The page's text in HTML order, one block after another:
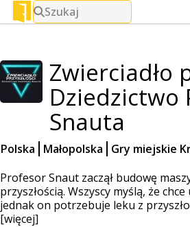
Szukaj
Zwierciadło
Dziedzictwo
Snauta
Polska Małopolska Gry miejskie
Profesor Snaut zaczął budowę
przyszłością. Wszyscy myślą, że
jednak on potrzebuje leku z
[więcej]